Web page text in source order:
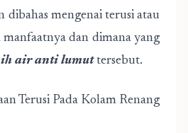
dibahas mengenai terusi atau
manfaatnya dan dimana yang
air anti lumuttersebut.
Terusi Pada Kolam Renang